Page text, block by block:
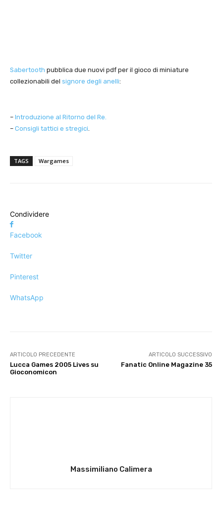
Sabertooth pubblica due nuovi pdf per il gioco di miniature
collezionabili del signore degli anelli:
– Introduzione al Ritorno del Re.
– Consigli tattici e stregici.
TAGS Wargames
Condividere
Facebook
Twitter
Pinterest
WhatsApp
ARTICOLO PRECEDENTE
Lucca Games 2005 Lives su
Gioconomicon
ARTICOLO SUCCESSIVO
Fanatic Online Magazine 35
Massimiliano Calimera